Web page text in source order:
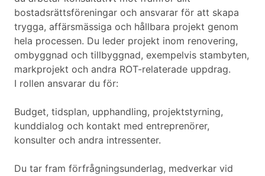
bostadsrättsföreningar och ansvarar för att skapa
trygga, affärsmässiga och hållbara projekt genom
hela processen. Du leder projekt inom renovering,
ombyggnad och tillbyggnad, exempelvis stambyten,
markprojekt och andra ROT-relaterade uppdrag.
I rollen ansvarar du för:
Budget, tidsplan, upphandling, projektstyrning,
kunddialog och kontakt med entreprenörer,
konsulter och andra intressenter.
Du tar fram förfrågningsunderlag, medverkar vid